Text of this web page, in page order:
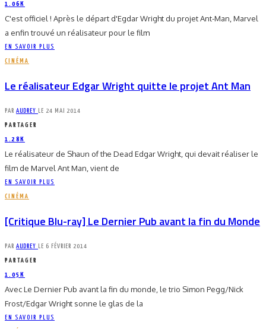
1.06K
C'est officiel ! Après le départ d'Egdar Wright du projet Ant-Man, Marvel
a enfin trouvé un réalisateur pour le film
EN SAVOIR PLUS
CINÉMA
Le réalisateur Edgar Wright quitte le projet Ant Man
PAR AUDREY LE 24 MAI 2014
PARTAGER
1.28K
Le réalisateur de Shaun of the Dead Edgar Wright, qui devait réaliser le
film de Marvel Ant Man, vient de
EN SAVOIR PLUS
CINÉMA
[Critique Blu-ray] Le Dernier Pub avant la fin du Monde
PAR AUDREY LE 6 FÉVRIER 2014
PARTAGER
1.05K
Avec Le Dernier Pub avant la fin du monde, le trio Simon Pegg/Nick
Frost/Edgar Wright sonne le glas de la
EN SAVOIR PLUS